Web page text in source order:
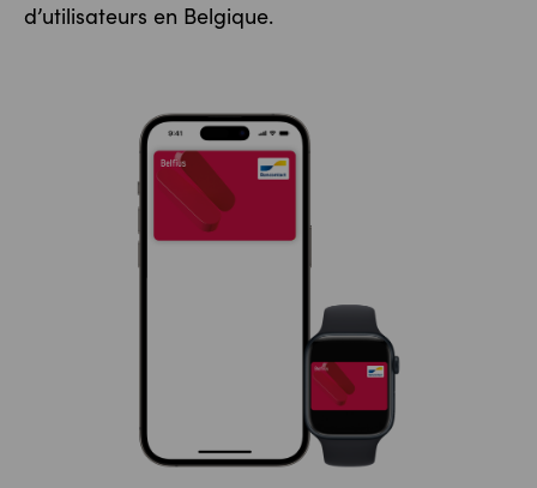
d’utilisateurs en Belgique.